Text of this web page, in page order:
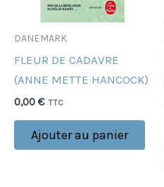
DANEMARK
FLEUR DE CADAVRE
(ANNE METTE HANCOCK)
0,00 € TTC
Ajouter au panier